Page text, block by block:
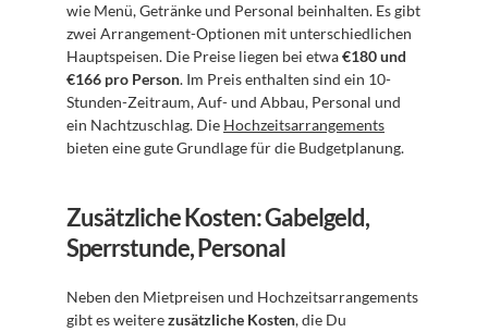
wie Menü, Getränke und Personal beinhalten. Es gibt
zwei Arrangement-Optionen mit unterschiedlichen
Hauptspeisen. Die Preise liegen bei etwa €180 und
€166 pro Person. Im Preis enthalten sind ein 10-
Stunden-Zeitraum, Auf- und Abbau, Personal und
ein Nachtzuschlag. Die Hochzeitsarrangements
bieten eine gute Grundlage für die Budgetplanung.
Zusätzliche Kosten: Gabelgeld,
Sperrstunde, Personal
Neben den Mietpreisen und Hochzeitsarrangements
gibt es weitere zusätzliche Kosten, die Du